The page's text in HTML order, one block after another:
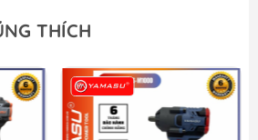
Trượt Amaxtools HEX-75CT
Trượt Amaxtools HEX-65CT
THÍCH